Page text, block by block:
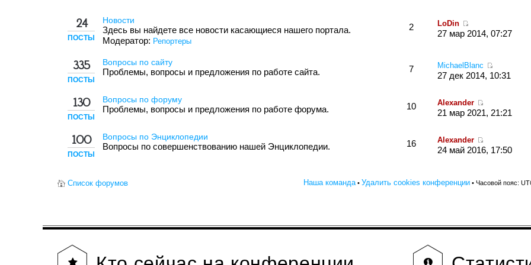
24
ПОСТЫ
Новости
Здесь вы найдете все новости касающиеся нашего портала.
Модератор: Репортеры
2 LoDin
27 мар 2014, 07:27
335
ПОСТЫ
Вопросы по сайту
Проблемы, вопросы и предложения по работе сайта.
7 MichaelBlanc
27 дек 2014, 10:31
130
ПОСТЫ
Вопросы по форуму
Проблемы, вопросы и предложения по работе форума.
10 Alexander
21 мар 2021, 21:21
100
ПОСТЫ
Вопросы по Энциклопедии
Вопросы по совершенствованию нашей Энциклопедии.
16 Alexander
24 май 2016, 17:50
Список форумов Наша команда • Удалить cookies конференции • Часовой пояс: